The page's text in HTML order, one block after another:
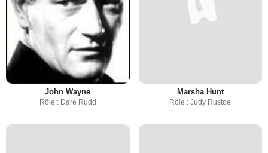
John Wayne
Rôle : Dare Rudd
Marsha Hunt
Rôle : Judy Rustoe